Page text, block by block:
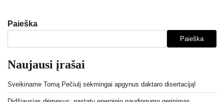
Paieška
Paieška
Naujausi įrašai
Sveikiname Tomą Pečiulį sėkmingai apgynus daktaro disertaciją!